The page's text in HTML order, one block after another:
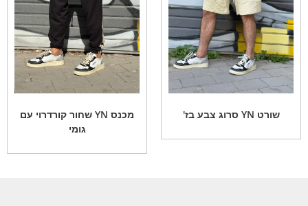
שורט YN סרוג צבע בז'
מכנס YN שחור קורדרוי עם
גומי